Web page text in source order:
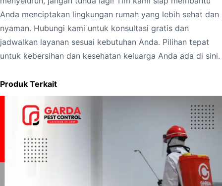
Anda menciptakan lingkungan rumah yang lebih sehat dan
nyaman. Hubungi kami untuk konsultasi gratis dan
jadwalkan layanan sesuai kebutuhan Anda. Pilihan tepat
untuk kebersihan dan kesehatan keluarga Anda ada di sini.
Produk Terkait